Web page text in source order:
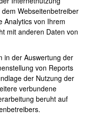
Webseitenbetreiber
Analytics von Ihrem
mit anderen Daten von
in der Auswertung der
von Reports
der Nutzung der
verbundene
beruht auf